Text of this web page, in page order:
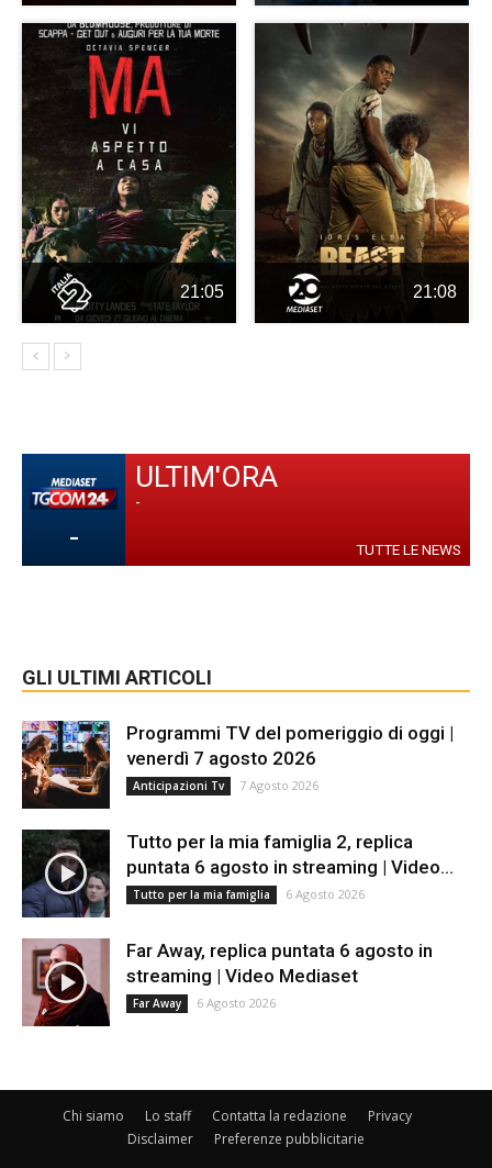
21:05 21:08
-
ULTIM'ORA
-
TUTTE LE NEWS
GLI ULTIMI ARTICOLI
Programmi TV del pomeriggio di oggi |
venerdì 7 agosto 2026
Anticipazioni Tv 7 Agosto 2026
Tutto per la mia famiglia 2, replica
puntata 6 agosto in streaming | Video...
Tutto per la mia famiglia 6 Agosto 2026
Far Away, replica puntata 6 agosto in
streaming | Video Mediaset
Far Away 6 Agosto 2026
Chi siamo Lo staff Contatta la redazione
Privacy
Disclaimer
Preferenze pubblicitarie